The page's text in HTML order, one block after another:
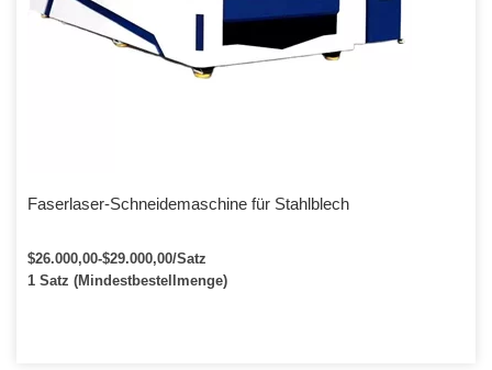
Faserlaser-Schneidemaschine für Stahlblech
$26.000,00-$29.000,00/Satz
1 Satz (Mindestbestellmenge)